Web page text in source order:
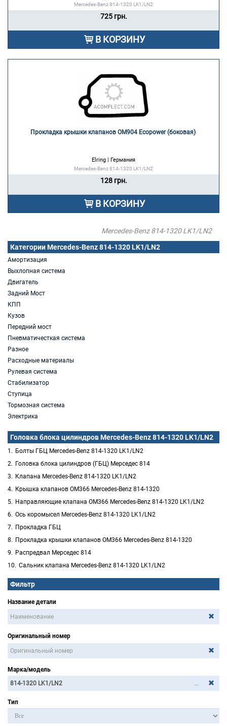
Категории Mercedes-Benz 814-1320 LK1/LN2
Амортизация
Выхлопная система
Двигатель
Задний Мост
КПП
Кузов
Передний мост
Пневматичесткая система
Разное
Расходные материалы
Рулевая система
Стабилизатор
Ступица
Тормозная система
Электрика
Головка блока цилиндров Mercedes-Benz 814-1320 LK1/LN2
Болты ГБЦ Mercedes-Benz 814-1320 LK1/LN2
Головка блока цилиндров (ГБЦ) Мерседес 814
Клапана Mercedes-Benz 814-1320 LK1/LN2
Крышка клапанов OM366 Mercedes-Benz 814-1320
Направляющие клапана OM366 Mercedes-Benz 814-1320 LK1/LN2
Ось коромысел Mercedes-Benz 814-1320 LK1/LN2
Прокладка ГБЦ
Прокладка крышки клапанов OM366 Mercedes-Benz 814-1320
Распредвал Мерседес 814
Сальник клапана Mercedes-Benz 814-1320 LK1/LN2
Фильтр
Название детали
Оригинальный номер
Марка/модель
...
Тип
Mercedes-Benz 814-1320 LK1/LN2
725 грн.
В КОРЗИНУ
Прокладка крышки клапанов OM904 Ecopower (боковая)
Elring | Германия
Mercedes-Benz 814-1320 LK1/LN2
128 грн.
В КОРЗИНУ
Mercedes-Benz 814-1320 LK1/LN2